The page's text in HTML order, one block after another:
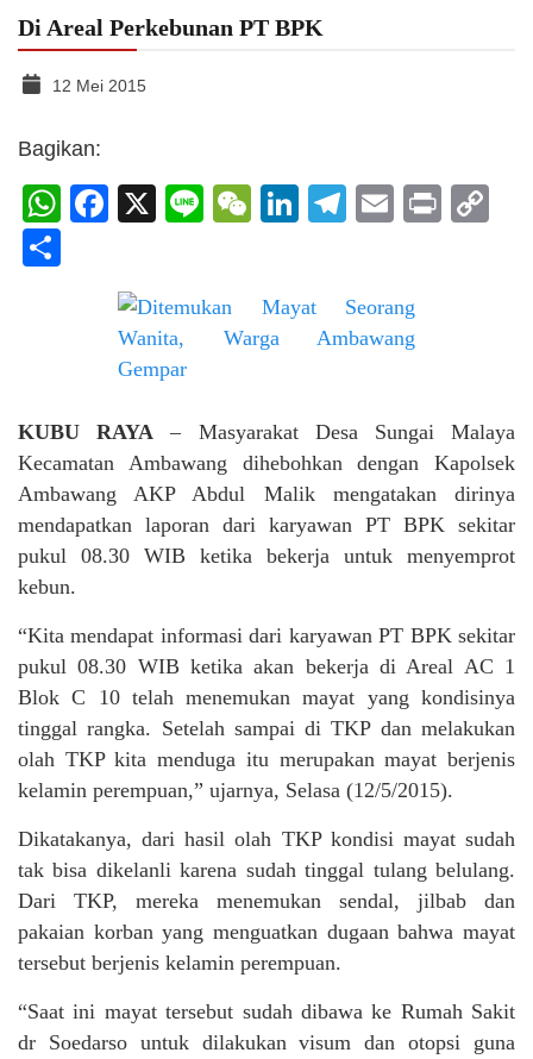
Di Areal Perkebunan PT BPK
12 Mei 2015
Bagikan:
WhatsApp
Facebook
X LineWeChat
LinkedIn
Telegram
Email
Print
KUBU RAYA – Masyarakat Desa Sungai Malaya
Kecamatan Ambawang dihebohkan dengan Kapolsek
Ambawang AKP Abdul Malik mengatakan dirinya
mendapatkan laporan dari karyawan PT BPK sekitar
pukul 08.30 WIB ketika bekerja untuk menyemprot
kebun.
“Kita mendapat informasi dari karyawan PT BPK sekitar
pukul 08.30 WIB ketika akan bekerja di Areal AC 1
Blok C 10 telah menemukan mayat yang kondisinya
tinggal rangka. Setelah sampai di TKP dan melakukan
olah TKP kita menduga itu merupakan mayat berjenis
kelamin perempuan,” ujarnya, Selasa (12/5/2015).
Dikatakanya, dari hasil olah TKP kondisi mayat sudah
tak bisa dikelanli karena sudah tinggal tulang belulang.
Dari TKP, mereka menemukan sendal, jilbab dan
pakaian korban yang menguatkan dugaan bahwa mayat
tersebut berjenis kelamin perempuan.
“Saat ini mayat tersebut sudah dibawa ke Rumah Sakit
dr Soedarso untuk dilakukan visum dan otopsi guna